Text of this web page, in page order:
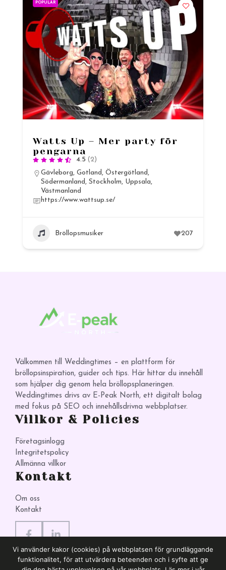
POPULÄR
Watts Up – Mer party för
pengarna
4.5 (2)
Gävleborg, Gotland, Östergötland,
Södermanland, Stockholm, Uppsala,
Västmanland
https://www.wattsup.se/
Bröllopsmusiker 207
Välkommen till Weddingtimes – en plattform för
bröllopsinspiration, guider och tips. Här hittar du innehåll
som hjälper dig genom hela bröllopsplaneringen.
Weddingtimes drivs av E-Peak North, ett digitalt bolag
med fokus på SEO och innehållsdrivna webbplatser.
Villkor & Policies
Företagsinlogg
Integritetspolicy
Allmänna villkor
Kontakt
Om oss
Kontakt
Vi använder kakor (cookies) på webbplatsen för grundläggande
funktionalitet, för att utvärdera beteenden och i syfte att ge